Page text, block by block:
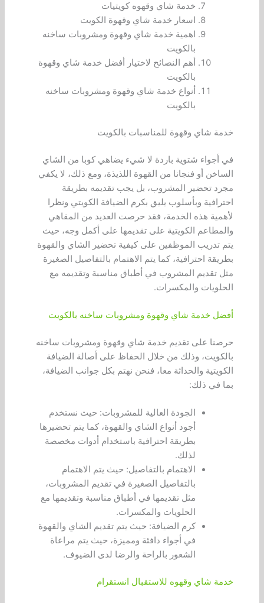
خدمة شاي وقهوه كويتيات
اسعار خدمة شاي وقهوة الكويت
اهمية خدمة شاي وقهوة ومشروبات ساخنه
بالكويت
أهم النصائح لاختيار أفضل خدمة شاي وقهوة
بالكويت
أنواع خدمة شاي وقهوة ومشروبات ساخنه
بالكويت
خدمة شاي وقهوة للمناسبات بالكويت
في أجواء شتوية باردة لا شيء يضاهي كوبا من الشاي
الساخن أو فنجانا من القهوة اللذيذة، ومع ذلك، لا يكفي
مجرد تحضير المشروب، بل يجب تقديمه بطريقة
احترافية وبأسلوب يليق بكرم الضيافة الكويتي ونظرا
لأهمية هذه الخدمة، فقد حرصت العديد من المقاهي
والمطاعم الكويتية على تقديمها على أكمل وجه، حيث
يتم تدريب الموظفين على كيفية تحضير الشاي والقهوة
بطريقة احترافية، كما يتم الاهتمام بالتفاصيل الصغيرة
مثل تقديم المشروب في أطباق مناسبة وتقديمه مع
الحلويات والمكسرات.
أفضل خدمة شاي وقهوة ومشروبات ساخنه بالكويت
حرصنا على تقديم خدمة شاي وقهوة ومشروبات ساخنه
بالكويت، وذلك من خلال الحفاظ على أصالة الضيافة
الكويتية والحداثة معا، فنحن نهتم بكل جوانب الضيافة،
بما في ذلك:
الجودة العالية للمشروبات: حيث نستخدم
أجود أنواع الشاي والقهوة، كما يتم تحضيرها
بطريقة احترافية باستخدام أدوات مخصصة
لذلك.
الاهتمام بالتفاصيل: حيث يتم الاهتمام
بالتفاصيل الصغيرة في تقديم المشروبات،
مثل تقديمها في أطباق مناسبة وتقديمها مع
الحلويات والمكسرات.
كرم الضيافة: حيث يتم تقديم الشاي والقهوة
في أجواء دافئة ومميزة، حيث يتم مراعاة
الشعور بالراحة والرضا لدى الضيوف.
خدمة شاي وقهوه للاستقبال انستقرام